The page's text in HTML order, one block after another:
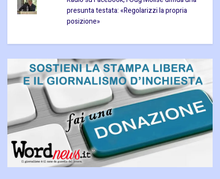
presunta testata: «Regolarizzi la propria
posizione»